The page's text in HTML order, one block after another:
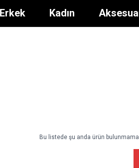
Erkek Kadın
Bu listede şu anda ürün